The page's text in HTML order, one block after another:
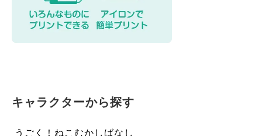
キャラクターから探す
うごく！ねこむかしばなし